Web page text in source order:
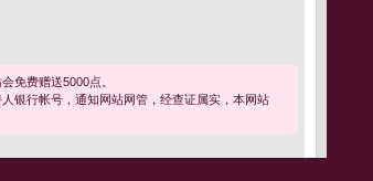
免费赠送5000点。
银行帐号，通知网站网管，经查证属实，本网站